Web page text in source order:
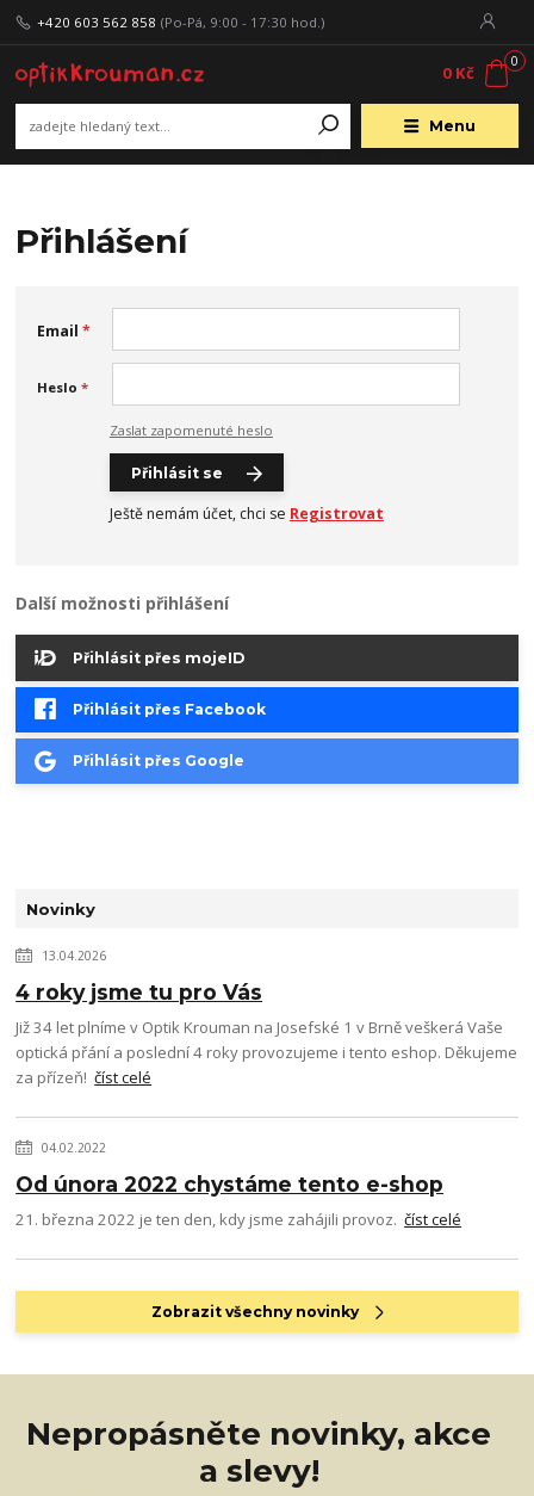
Menu
+420 603 562 858 (Po-Pá, 9:00 - 17:30 hod.)
0
0 Kč
Novinky
13.04.2026
4 roky jsme tu pro Vás
Již 34 let plníme v Optik Krouman na Josefské 1 v Brně veškerá Vaše
optická přání a poslední 4 roky provozujeme i tento eshop. Děkujeme
za přízeň!číst celé
04.02.2022
Od února 2022 chystáme tento e-shop
21. března 2022 je ten den, kdy jsme zahájili provoz.číst celé
Zobrazit všechny novinky
Přihlášení
Email *
Heslo *
Zaslat zapomenuté heslo
Přihlásit se
Ještě nemám účet, chci se Registrovat
Další možnosti přihlášení
Přihlásit přes mojeID
Přihlásit přes Facebook
Přihlásit přes Google
Nepropásněte novinky, akce
a slevy!